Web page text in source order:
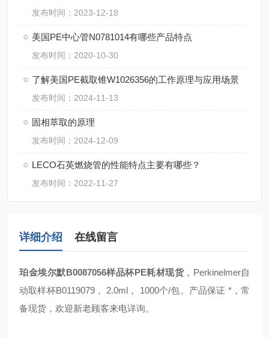
发布时间：2023-12-18
美国PE中心管N0781014有哪些产品特点
发布时间：2020-10-30
了解美国PE截取锥W1026356的工作原理与应用场景
发布时间：2024-11-13
固相萃取的原理
发布时间：2024-12-09
LECO石英燃烧管的性能特点主要有哪些？
发布时间：2022-11-27
详细介绍 在线留言
珀金埃尔默B0087056样品杯PE耗材现货，Perkinelmer自
动取样杯B0119079， 2.0ml， 1000个/包。产品保证 *，常
备现货，欢迎新老顾客来电详询。